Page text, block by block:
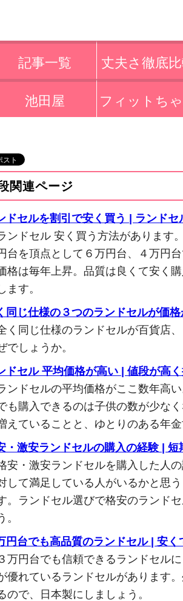
記事一覧 丈夫さ徹底
池田屋 フィットち
関連ページ
ドセルを割引で安く買う | ランド
ンドセル 安く買う方法があります
台を頂点として６万円台、４万円
格は毎年上昇。品質は良くて安く
ます。
同じ仕様の３つのランドセルが価
く同じ仕様のランドセルが百貨店
でしょうか。
ドセル 平均価格が高い | 値段が高
ンドセルの平均価格がここ数年高
も購入できるのは子供の数が少な
えていることと、ゆとりのある年
・激安ランドセルの購入の経験 |
安・激安ランドセルを購入した人
して満足している人がいるかと思
。ランドセル選びで格安のランド
。
円台でも高品質のランドセル | 安
万円台でも信頼できるランドセル
優れているランドセルがあります
ので、日本製にしましょう。